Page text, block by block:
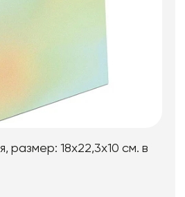
размер: 18х22,3х10 см. в